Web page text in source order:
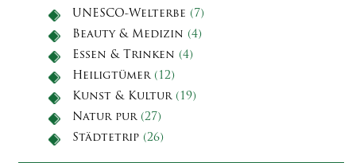
UNESCO-Welterbe (7)
Beauty & Medizin (4)
Essen & Trinken (4)
Heiligtümer(12)
Kunst & Kultur(19)
Natur pur(27)
Städtetrip (26)